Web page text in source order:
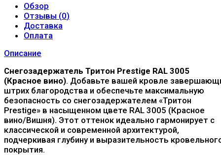
Обзор
Отзывы (0)
Доставка
Оплата
Описание
Снегозадержатель Тритон Prestige RAL 3005
(Красное вино). Добавьте вашей кровле
штрих благородства и обеспечьте максимальную
безопасность со снегозадержателем «Тритон
Prestige» в насыщенном цвете RAL 3005 (Красное
вино/Вишня). Этот оттенок идеально гармонирует с
классической и современной архитектурой,
подчеркивая глубину и выразительность
покрытия.